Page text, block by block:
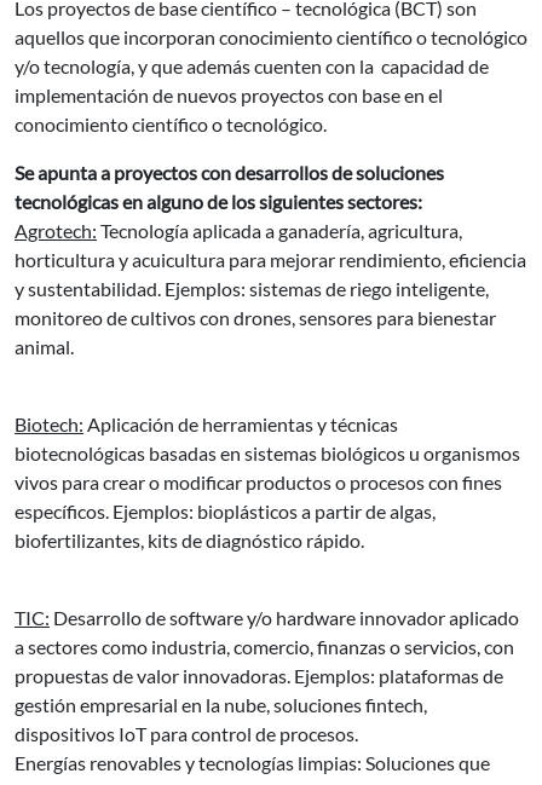
Los proyectos de base científico – tecnológica (BCT) son
aquellos que incorporan conocimiento científico o tecnológico
y/o tecnología, y que además cuenten con la capacidad de
implementación de nuevos proyectos con base en el
conocimiento científico o tecnológico.
Se apunta a proyectos con desarrollos de soluciones
tecnológicas en alguno de los siguientes sectores:
Agrotech: Tecnología aplicada a ganadería, agricultura,
horticultura y acuicultura para mejorar rendimiento, eficiencia
y sustentabilidad. Ejemplos: sistemas de riego inteligente,
monitoreo de cultivos con drones, sensores para bienestar
animal.
Biotech: Aplicación de herramientas y técnicas
biotecnológicas basadas en sistemas biológicos u organismos
vivos para crear o modificar productos o procesos con fines
específicos. Ejemplos: bioplásticos a partir de algas,
biofertilizantes, kits de diagnóstico rápido.
TIC: Desarrollo de software y/o hardware innovador aplicado
a sectores como industria, comercio, finanzas o servicios, con
propuestas de valor innovadoras. Ejemplos: plataformas de
gestión empresarial en la nube, soluciones fintech,
dispositivos IoT para control de procesos.
Energías renovables y tecnologías limpias: Soluciones que